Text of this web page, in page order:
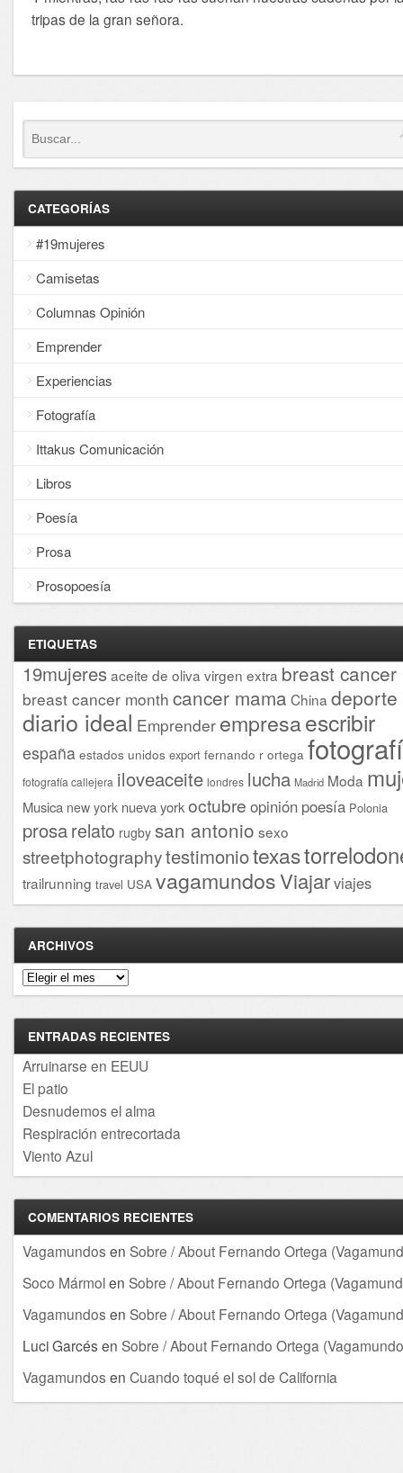
tripas de la gran señora.
CATEGORÍAS
#19mujeres
Camisetas
Columnas Opinión
Emprender
Experiencias
Fotografía
Ittakus Comunicación
Libros
Poesía
Prosa
Prosopoesía
ETIQUETAS
19mujeresaceite de oliva virgen extra breast cancer
breast cancer month cancer mama China deporte
diario ideal Emprender empresaescribir
españa estados unidos export fernando r ortega
fotografía callejera iloveaceite londres lucha Madrid Moda
Musica new york nueva yorkoctubre opinión poesía Polonia
prosarelato rugby san antonio sexo
streetphotographytestimoniotexas
trailrunning travel USA vagamundosViajarviajes
ARCHIVOS
Archivos
ENTRADAS RECIENTES
Arruinarse en EEUU
El patio
Desnudemos el alma
Respiración entrecortada
Viento Azul
COMENTARIOS RECIENTES
Vagamundos en Sobre / About Fernando Ortega
Soco Mármolen Sobre / About Fernando Ortega
Vagamundos en Sobre / About Fernando Ortega
Luci Garcés en Sobre / About Fernando Ortega
Vagamundos en Cuando toqué el sol de California